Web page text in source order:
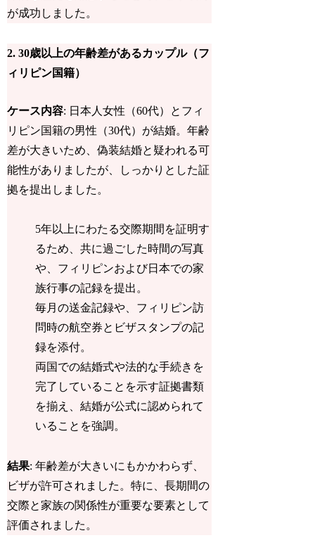
が成功しました。
2.30歳以上の年齢差があるカップル（フ
ィリピン国籍）
ケース内容: 日本人女性（60代）とフィ
リピン国籍の男性（30代）が結婚。年齢
差が大きいため、偽装結婚と疑われる可
能性がありましたが、しっかりとした証
拠を提出しました。
5年以上にわたる交際期間を証明す
るため、共に過ごした時間の写真
や、フィリピンおよび日本での家
族行事の記録を提出。
毎月の送金記録や、 フィリピン訪
問時の航空券とビザスタンプの記
録を添付。
両国での結婚式や法的な手続きを
完了していることを示す証拠書類
を揃え、結婚が公式に認められて
いることを強調。
結果: 年齢差が大きいにもかかわらず、
ビザが許可されました。特に、長期間の
交際と家族の関係性が重要な要素として
評価されました。